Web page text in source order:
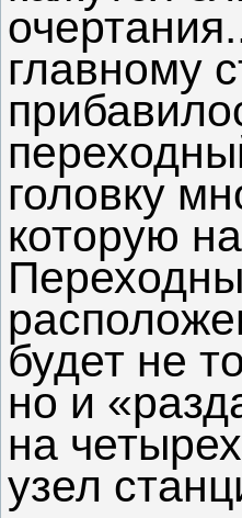
главному
головку
которую
будет не
но и
на
узел